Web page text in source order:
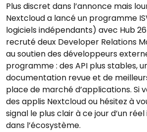
Plus discret dans l’annonce mais
Nextcloud a lancé un programme
logiciels indépendants) avec Hub
recruté deux Developer Relations
au soutien des développeurs
programme : des API plus stables,
documentation revue et de
place de marché d’applications. Si
des applis Nextcloud ou hésitez à
signal le plus clair à ce jour d’un
dans l’écosystème.